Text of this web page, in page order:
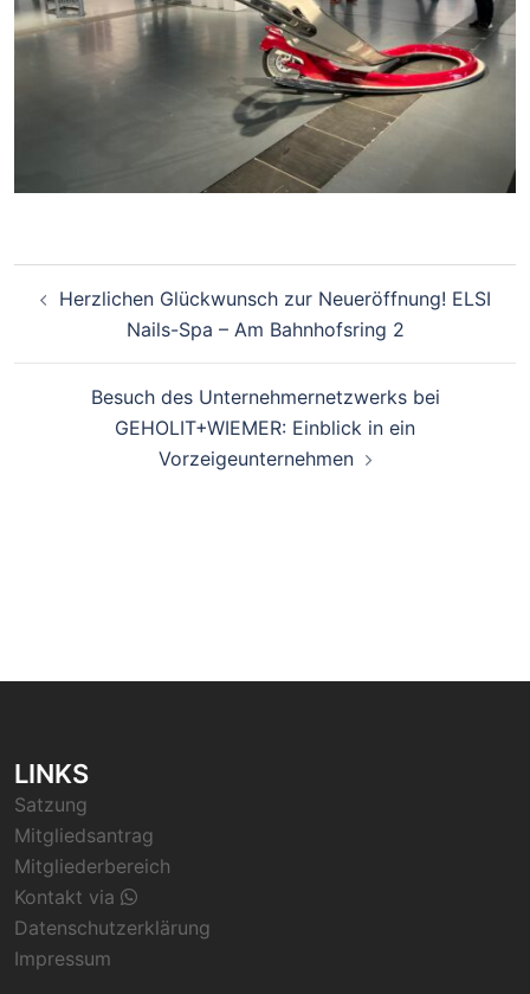
Herzlichen Glückwunsch zur Neueröffnung! ELSI
Nails-Spa – Am Bahnhofsring 2
Besuch des Unternehmernetzwerks bei
GEHOLIT+WIEMER: Einblick in ein
Vorzeigeunternehmen
LINKS
Satzung
Mitgliedsantrag
Mitgliederbereich
Kontakt via
Datenschutzerklärung
Impressum